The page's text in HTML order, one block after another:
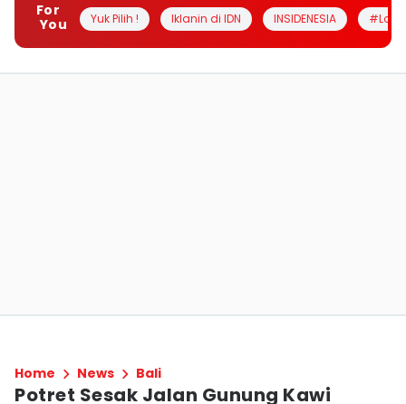
For
You
Yuk Pilih ! Iklanin di IDN INSIDENESIA
Home News Bali
Potret Sesak Jalan Gunung Kawi